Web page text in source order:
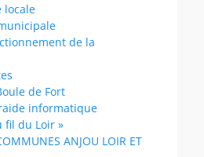
locale
de la
de Fort
informatique
fil du Loir »
ANJOU LOIR ET